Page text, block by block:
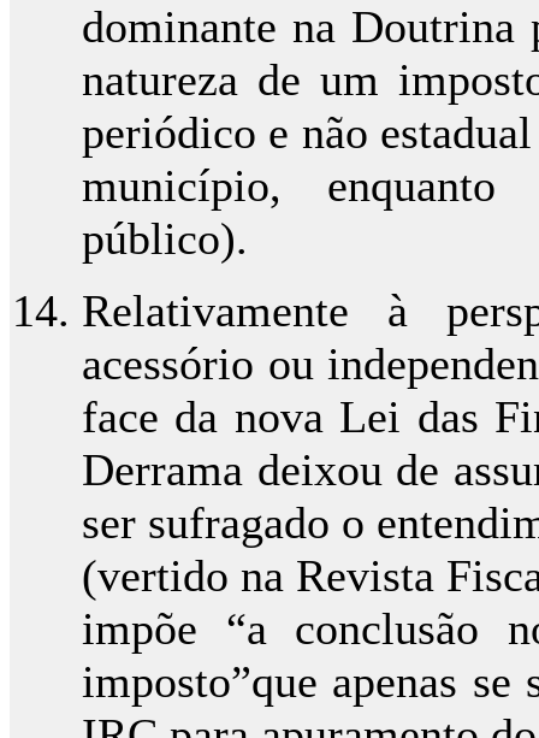
dominante na Doutrina
natureza de um
periódico e não
município,
público).
Relativamente à
acessório ou
face da nova Lei das
Derrama deixou de
ser sufragado o
(vertido na Revista
impõe “a conclusão
imposto”que apenas